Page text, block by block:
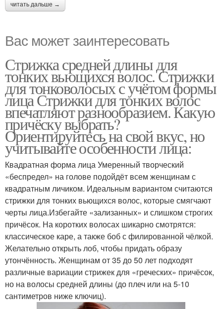
читать дальше →
Вас может заинтересовать
Стрижка средней длины для
тонких вьющихся волос. Стрижки
для тонковолосых с учётом формы
лица Стрижки для тонких волос
впечатляют разнообразием. Какую
причёску выбрать?
Ориентируйтесь на свой вкус, но
учитывайте особенности лица:
Квадратная форма лица Умеренный творческий
«беспредел» на голове подойдёт всем женщинам с
квадратным личиком. Идеальным вариантом считаются
стрижки для тонких вьющихся волос, которые смягчают
черты лица.Избегайте «зализанных» и слишком строгих
причёсок. На коротких волосах шикарно смотрятся:
классическое каре, а также боб с филированной чёлкой.
Желательно открыть лоб, чтобы придать образу
утончённость. Женщинам от 35 до 50 лет подходят
различные вариации стрижек для «греческих» причёсок,
но на волосы средней длины (до плеч или на 5-10
сантиметров ниже ключиц).